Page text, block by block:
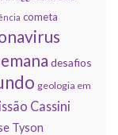
cometa
desafios
geologia em
Cassini
Tyson